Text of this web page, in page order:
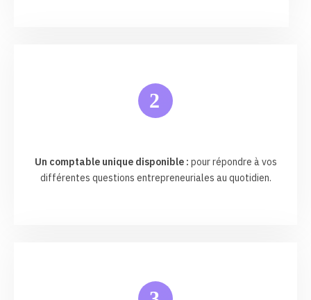
2
Un comptable unique disponible : pour répondre à vos
différentes questions entrepreneuriales au quotidien.